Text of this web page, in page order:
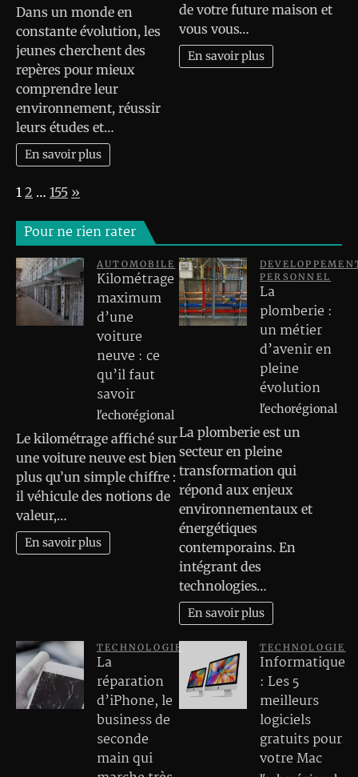
Dans un monde en
constante évolution, les
jeunes cherchent des
repères pour mieux
comprendre leur
environnement, réussir
leurs études et…
En savoir plus
de votre future maison et
vous vous…
En savoir plus
Page:
1 2 … 155 Next
»
Pour ne rien rater
AUTOMOBILE
Kilométrage
maximum
d’une
voiture
neuve : ce
qu’il faut
savoir
l'echorégional
Le kilométrage affiché sur
une voiture neuve est bien
plus qu’un simple chiffre :
il véhicule des notions de
valeur,…
En savoir plus
PERSONNEL
La
plomberie :
un métier
d’avenir en
pleine
évolution
l'echorégional
La plomberie est un
secteur en pleine
transformation qui
répond aux enjeux
environnementaux et
énergétiques
contemporains. En
intégrant des
technologies…
En savoir plus
TECHNOLOGIE
La
réparation
d’iPhone, le
business de
seconde
main qui
TECHNOLOGIE
Informatique
: Les 5
meilleurs
logiciels
gratuits pour
votre Mac